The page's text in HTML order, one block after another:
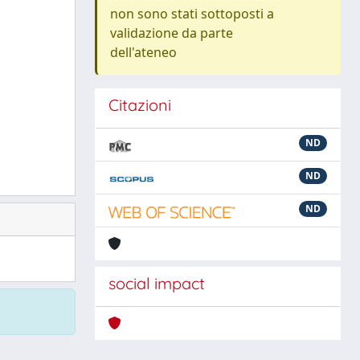
non sono stati sottoposti a
validazione da parte
dell'ateneo
Citazioni
ND
ND
ND
social impact